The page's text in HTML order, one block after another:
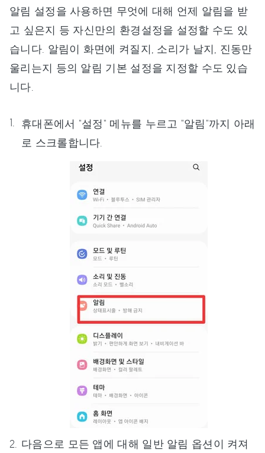
알림 설정을 사용하면 무엇에 대해 언제 알림을 받
고 싶은지 등 자신만의 환경설정을 설정할 수도 있
습니다. 알림이 화면에 켜질지, 소리가 날지, 진동만
울리는지 등의 알림 기본 설정을 지정할 수도 있습
니다.
휴대폰에서 "설정" 메뉴를 누르고 "알림"까지 아래
로 스크롤합니다.
다음으로 모든 앱에 대해 일반 알림 옵션이 켜져